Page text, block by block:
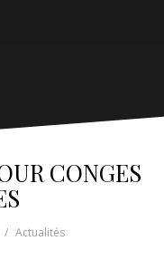
CONGES
Actualités